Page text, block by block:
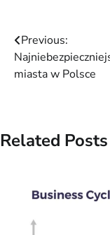
Nawigacja
wpisu
Previous:
miasta w Polsce
Related Posts